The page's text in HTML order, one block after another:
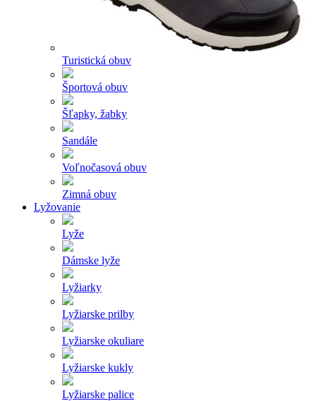
Turistická obuv
Športová obuv
Šľapky, žabky
Sandále
Voľnočasová obuv
Zimná obuv
Lyžovanie
Lyže
Dámske lyže
Lyžiarky
Lyžiarske prilby
Lyžiarske okuliare
Lyžiarske kukly
Lyžiarske palice